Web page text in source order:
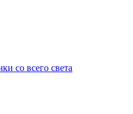
со всего света